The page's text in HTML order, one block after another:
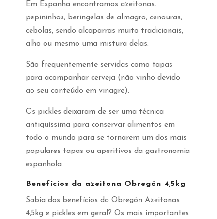
Em Espanha encontramos azeitonas,
pepininhos, beringelas de almagro, cenouras,
cebolas, sendo alcaparras muito tradicionais,
alho ou mesmo uma mistura delas.
São frequentemente servidas como tapas
para acompanhar cerveja (não vinho devido
ao seu conteúdo em vinagre).
Os pickles deixaram de ser uma técnica
antiquíssima para conservar alimentos em
todo o mundo para se tornarem um dos mais
populares tapas ou aperitivos da gastronomia
espanhola.
Benefícios da azeitona Obregón 4,5kg
Sabia dos benefícios do Obregón Azeitonas
4,5kg e pickles em geral? Os mais importantes